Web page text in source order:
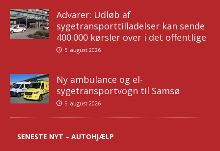
Advarer: Udløb af
sygetransporttilladelser kan sende
400.000 kørsler over i det offentlige
5. august 2026
Ny ambulance og el-
sygetransportvogn til Samsø
5. august 2026
SENESTE NYT – AUTOHJÆLP